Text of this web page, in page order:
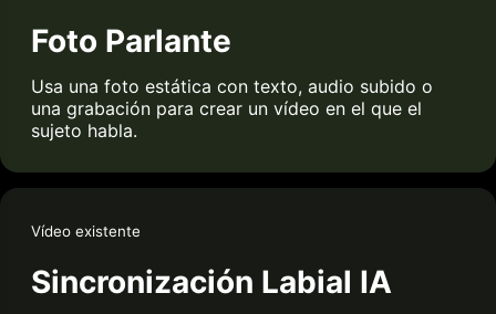
Foto Parlante
Usa una foto estática con texto, audio subido o
una grabación para crear un vídeo en el que el
sujeto habla.
Vídeo existente
Sincronización Labial IA